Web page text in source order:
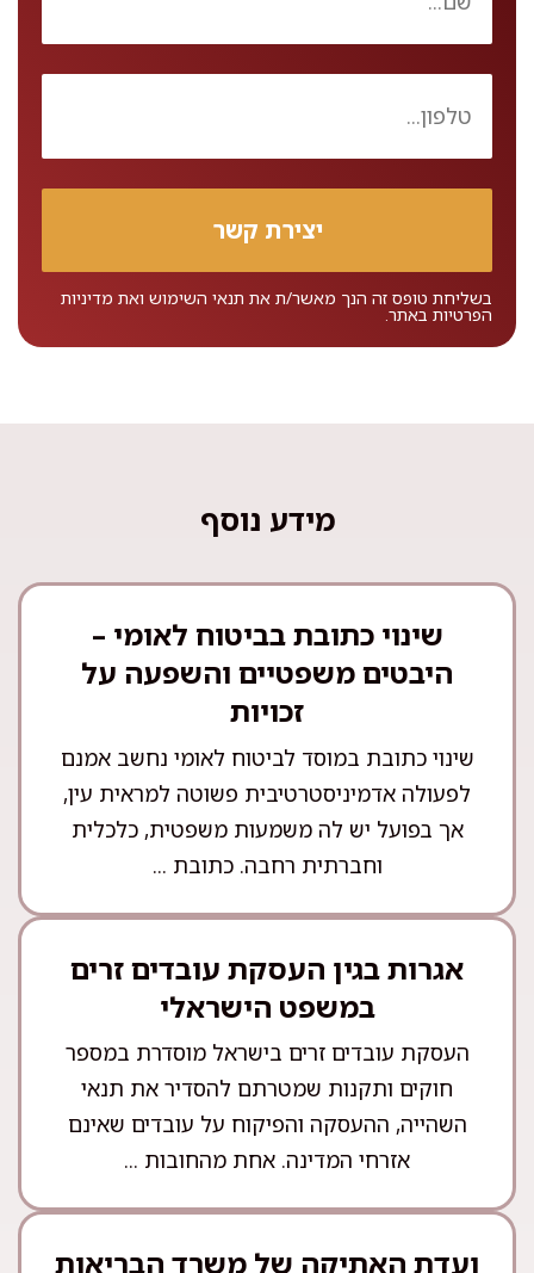
בשליחת טופס זה הנך מאשר/ת את תנאי השימוש ואת מדיניות
הפרטיות באתר.
מידע נוסף
שינוי כתובת בביטוח לאומי –
היבטים משפטיים והשפעה על
זכויות
שינוי כתובת במוסד לביטוח לאומי נחשב אמנם
לפעולה אדמיניסטרטיבית פשוטה למראית עין,
אך בפועל יש לה משמעות משפטית, כלכלית
וחברתית רחבה. כתובת ...
אגרות בגין העסקת עובדים זרים
במשפט הישראלי
העסקת עובדים זרים בישראל מוסדרת במספר
חוקים ותקנות שמטרתם להסדיר את תנאי
השהייה, ההעסקה והפיקוח על עובדים שאינם
אזרחי המדינה. אחת מהחובות ...
ועדת האתיקה של משרד הבריאות